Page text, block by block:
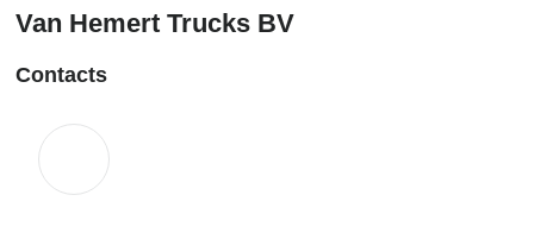
Van Hemert Trucks BV
Contacts